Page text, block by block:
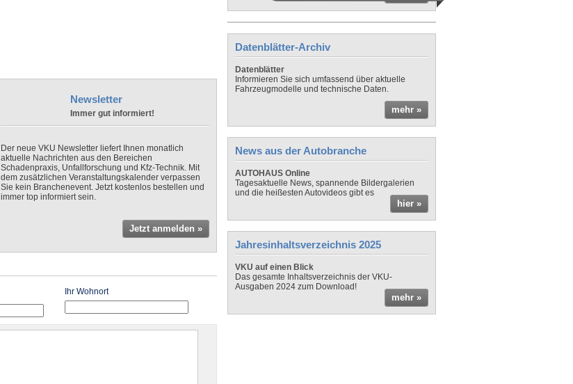
Newsletter
Immer gut informiert!
Der neue VKU Newsletter liefert Ihnen monatlich
aktuelle Nachrichten aus den Bereichen
Schadenpraxis, Unfallforschung und Kfz-Technik. Mit
dem zusätzlichen Veranstaltungskalender verpassen
Sie kein Branchenevent. Jetzt kostenlos bestellen und
immer top informiert sein.
Jetzt anmelden »
Ihr Wohnort
Datenblätter-Archiv
Datenblätter
Informieren Sie sich umfassend über aktuelle
Fahrzeugmodelle und technische Daten.
mehr »
News aus der Autobranche
AUTOHAUS Online
Tagesaktuelle News, spannende Bildergalerien
und die heißesten Autovideos gibt es
hier »
Jahresinhaltsverzeichnis 2025
VKU auf einen Blick
Das gesamte Inhaltsverzeichnis der VKU-
Ausgaben 2024 zum Download!
mehr »